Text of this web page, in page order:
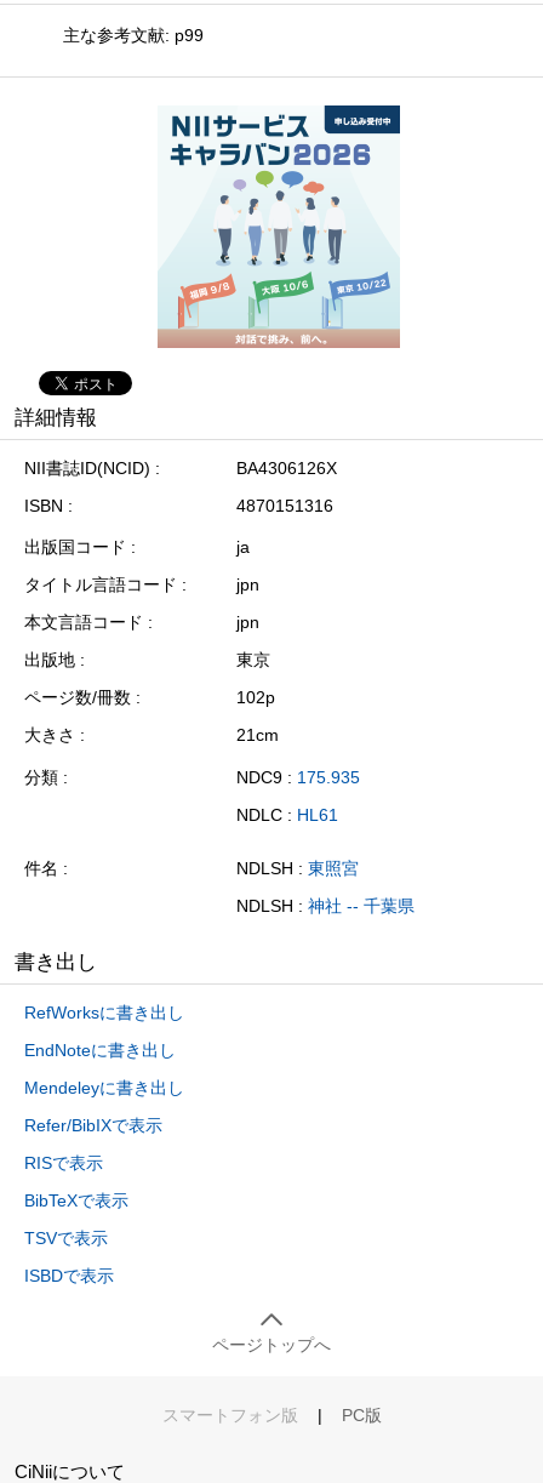
主な参考文献: p99
詳細情報
NII書誌ID(NCID)
BA4306126X
ISBN
4870151316
出版国コード
ja
タイトル言語コード
jpn
本文言語コード
jpn
出版地
東京
ページ数/冊数
102p
大きさ
21cm
分類 NDC9 : 175.935
NDLC : HL61
件名 NDLSH : 東照宮
NDLSH : 神社 -- 千葉県
書き出し
RefWorksに書き出し
EndNoteに書き出し
Mendeleyに書き出し
Refer/BibIXで表示
RISで表示
BibTeXで表示
TSVで表示
ISBDで表示
ページトップへ
スマートフォン版 | PC版
CiNiiについて